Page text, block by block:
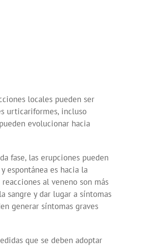
locales pueden ser
urticariformes, incluso
evolucionar hacia
fase, las erupciones pueden
espontánea es hacia la
al veneno son más
sangre y dar lugar a síntomas
generar síntomas graves
que se deben adoptar